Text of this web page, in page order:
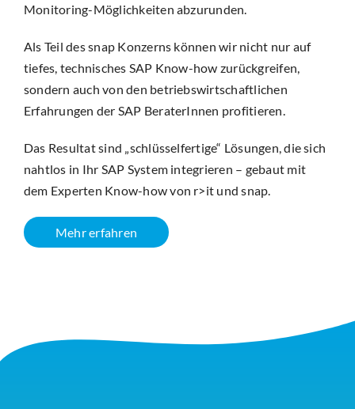
Monitoring-Möglichkeiten abzurunden.
Als Teil des snap Konzerns können wir nicht nur auf
tiefes, technisches SAP Know-how zurückgreifen,
sondern auch von den betriebswirtschaftlichen
Erfahrungen der SAP BeraterInnen profitieren.
Das Resultat sind „schlüsselfertige“ Lösungen, die sich
nahtlos in Ihr SAP System integrieren – gebaut mit
dem Experten Know-how von r>it und snap.
Mehr erfahren